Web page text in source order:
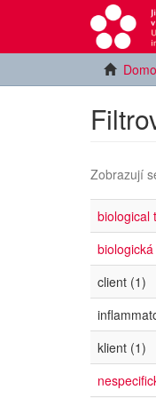
Zobrazují
biological
client (1)
klient (1)